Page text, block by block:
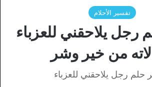
تفسير الأحلام
رجل يلاحقني للعزباء
من خير وشر
حلم رجل يلاحقني للعزباء